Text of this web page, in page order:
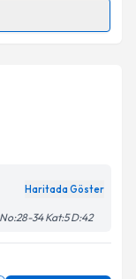
ile
Aydınlatma
belirtilen
Haritada Göster
34 Kat:5 D:42